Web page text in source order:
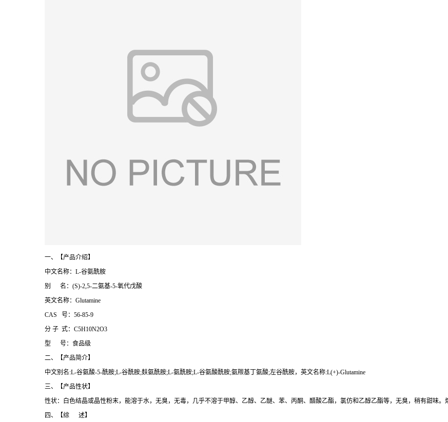
一、【产品介绍】
中文名称：L-谷氨酰胺
别 名：(S)-2,5-二氨基-5-氧代戊酸
英文名称：Glutamine
CAS 号：56-85-9
分 子 式：C5H10N2O3
型 号：食品级
二、【产品简介】
中文别名:L-谷氨酸-5-酰胺;L-谷酰胺;麸氨酰胺;L-氨酰胺;L-谷氨酸酰胺;氨羰基丁氨酸;左谷酰胺，英文名称:L(+)-Glutamine
三、【产品性状】
性状：白色结晶或晶性粉末，能溶于水，无臭，无毒，几乎不溶于甲醇、乙醇、乙醚、苯、丙酮、醋酸乙酯，氯仿和乙醇乙酯等，无臭，稍有甜味。
四、【综 述】